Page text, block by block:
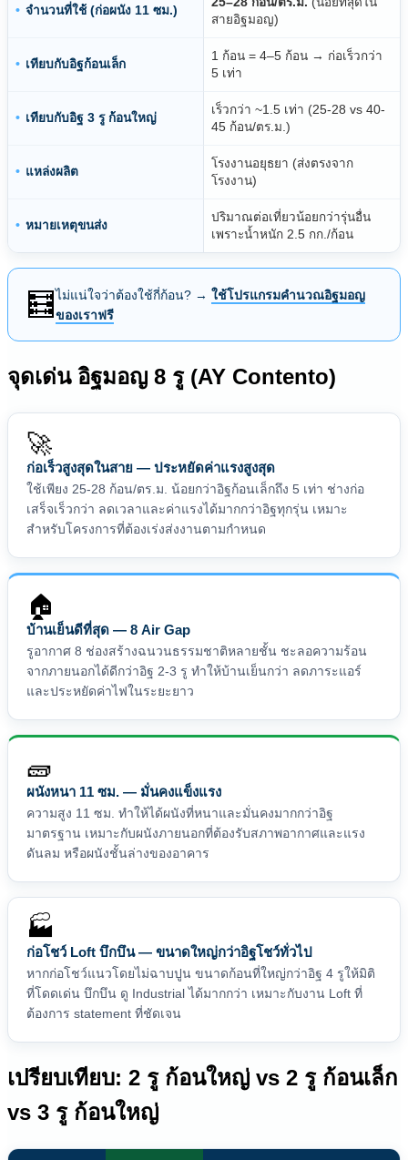
จำนวนที่ใช้ (ก่อผนัง 11 ซม.)
สายอิฐมอญ)
เทียบกับอิฐก้อนเล็ก
1 ก้อน = 4–5 ก้อน → ก่อเร็วกว่า
5 เท่า
เทียบกับอิฐ 3 รู ก้อนใหญ่
เร็วกว่า ~1.5 เท่า (25-28 vs 40-
45 ก้อน/ตร.ม.)
แหล่งผลิต
โรงงานอยุธยา (ส่งตรงจาก
โรงงาน)
หมายเหตุขนส่ง
ปริมาณต่อเที่ยวน้อยกว่ารุ่นอื่น
เพราะน้ำหนัก 2.5 กก./ก้อน
🧮 ไม่แน่ใจว่าต้องใช้กี่ก้อน? → ใช้โปรแกรมคำนวณอิฐมอญ
ของเราฟรี
จุดเด่น อิฐมอญ 8 รู (AY Contento)
🚀
ก่อเร็วสูงสุดในสาย — ประหยัดค่าแรงสูงสุด
ใช้เพียง 25-28 ก้อน/ตร.ม. น้อยกว่าอิฐก้อนเล็กถึง 5 เท่า ช่างก่อ
เสร็จเร็วกว่า ลดเวลาและค่าแรงได้มากกว่าอิฐทุกรุ่น เหมาะ
สำหรับโครงการที่ต้องเร่งส่งงานตามกำหนด
🏠
บ้านเย็นดีที่สุด — 8 Air Gap
รูอากาศ 8 ช่องสร้างฉนวนธรรมชาติหลายชั้น ชะลอความร้อน
จากภายนอกได้ดีกว่าอิฐ 2-3 รู ทำให้บ้านเย็นกว่า ลดภาระแอร์
และประหยัดค่าไฟในระยะยาว
🧱
ผนังหนา 11 ซม. — มั่นคงแข็งแรง
ความสูง 11 ซม. ทำให้ได้ผนังที่หนาและมั่นคงมากกว่าอิฐ
มาตรฐาน เหมาะกับผนังภายนอกที่ต้องรับสภาพอากาศและแรง
ดันลม หรือผนังชั้นล่างของอาคาร
🏭
ก่อโชว์ Loft บึกบึน — ขนาดใหญ่กว่าอิฐโชว์ทั่วไป
หากก่อโชว์แนวโดยไม่ฉาบปูน ขนาดก้อนที่ใหญ่กว่าอิฐ 4 รูให้มิติ
ที่โดดเด่น บึกบึน ดู Industrial ได้มากกว่า เหมาะกับงาน Loft ที่
ต้องการ statement ที่ชัดเจน
เปรียบเทียบ: 2 รู ก้อนใหญ่ vs 2 รู ก้อนเล็ก
vs 3 รู ก้อนใหญ่